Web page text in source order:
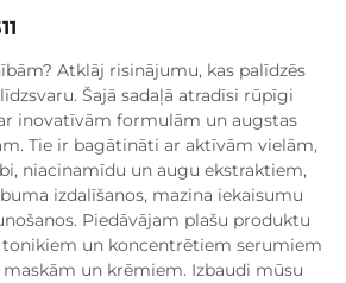
Atklāj risinājumu, kas palīdzēs
Šajā sadaļā atradīsi rūpīgi
inovatīvām formulām un augstas
Tie ir bagātināti ar aktīvām vielām,
niacinamīdu un augu ekstraktiem,
izdalīšanos, mazina iekaisumu
Piedāvājam plašu produktu
un koncentrētiem serumiem
un krēmiem. Izbaudi mūsu